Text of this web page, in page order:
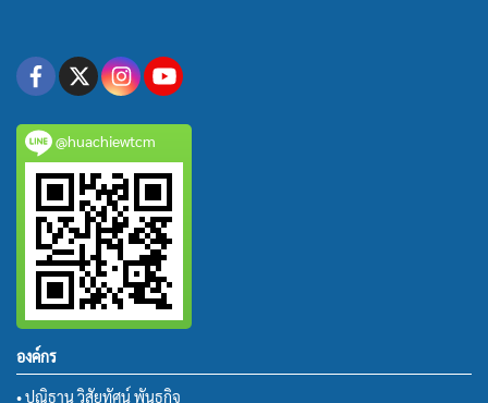
@huachiewtcm
องค์กร
• ปณิธาน วิสัยทัศน์ พันธกิจ